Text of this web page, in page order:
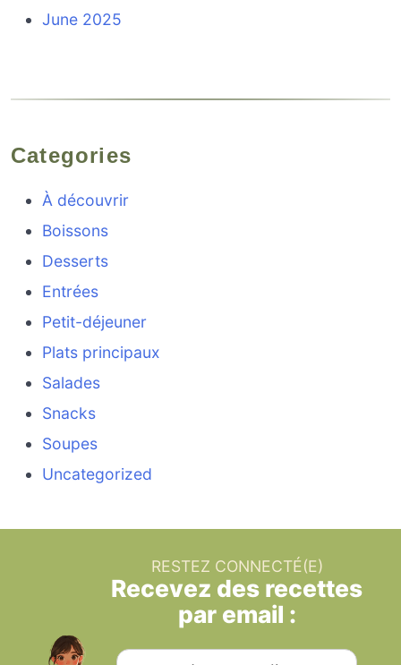
June 2025
Categories
À découvrir
Boissons
Desserts
Entrées
Petit-déjeuner
Plats principaux
Salades
Snacks
Soupes
Uncategorized
RESTEZ CONNECTÉ(E)
Recevez des recettes
par email :